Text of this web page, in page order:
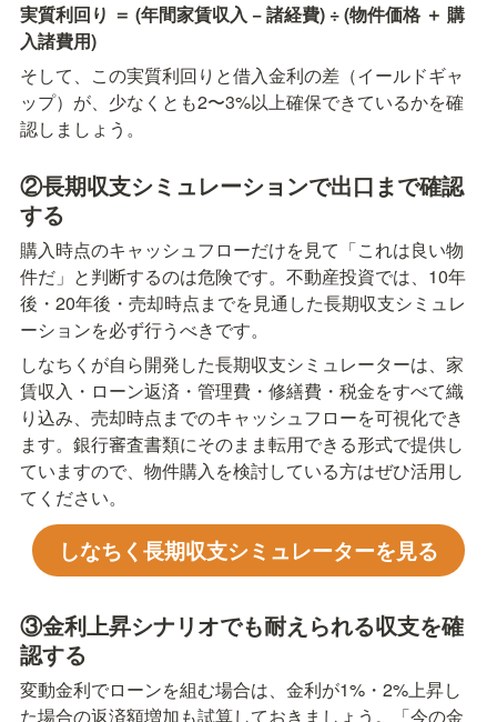
実質利回り ＝ (年間家賃収入 − 諸経費) ÷ (物件価格 ＋ 購
入諸費用)
そして、この実質利回りと借入金利の差（イールドギャ
ップ）が、少なくとも2〜3%以上確保できているかを確
認しましょう。
②長期収支シミュレーションで出口まで確認
する
購入時点のキャッシュフローだけを見て「これは良い物
件だ」と判断するのは危険です。不動産投資では、10年
後・20年後・売却時点までを見通した長期収支シミュレ
ーションを必ず行うべきです。
しなちくが自ら開発した長期収支シミュレーターは、家
賃収入・ローン返済・管理費・修繕費・税金をすべて織
り込み、売却時点までのキャッシュフローを可視化でき
ます。銀行審査書類にそのまま転用できる形式で提供し
ていますので、物件購入を検討している方はぜひ活用し
てください。
しなちく長期収支シミュレーターを見る
③金利上昇シナリオでも耐えられる収支を確
認する
変動金利でローンを組む場合は、金利が1%・2%上昇し
た場合の返済額増加も試算しておきましょう。「今の金